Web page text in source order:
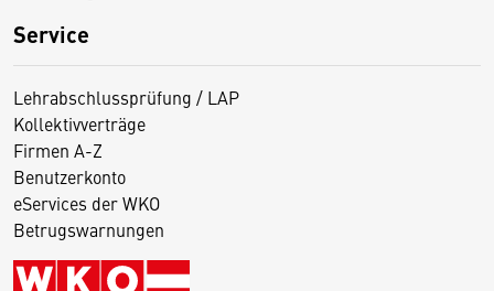
Service
Lehrabschlussprüfung / LAP
Kollektivverträge
Firmen A-Z
Benutzerkonto
eServices der WKO
Betrugswarnungen